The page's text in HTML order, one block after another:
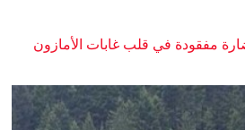
مفقودة في قلب غابات الأمازون